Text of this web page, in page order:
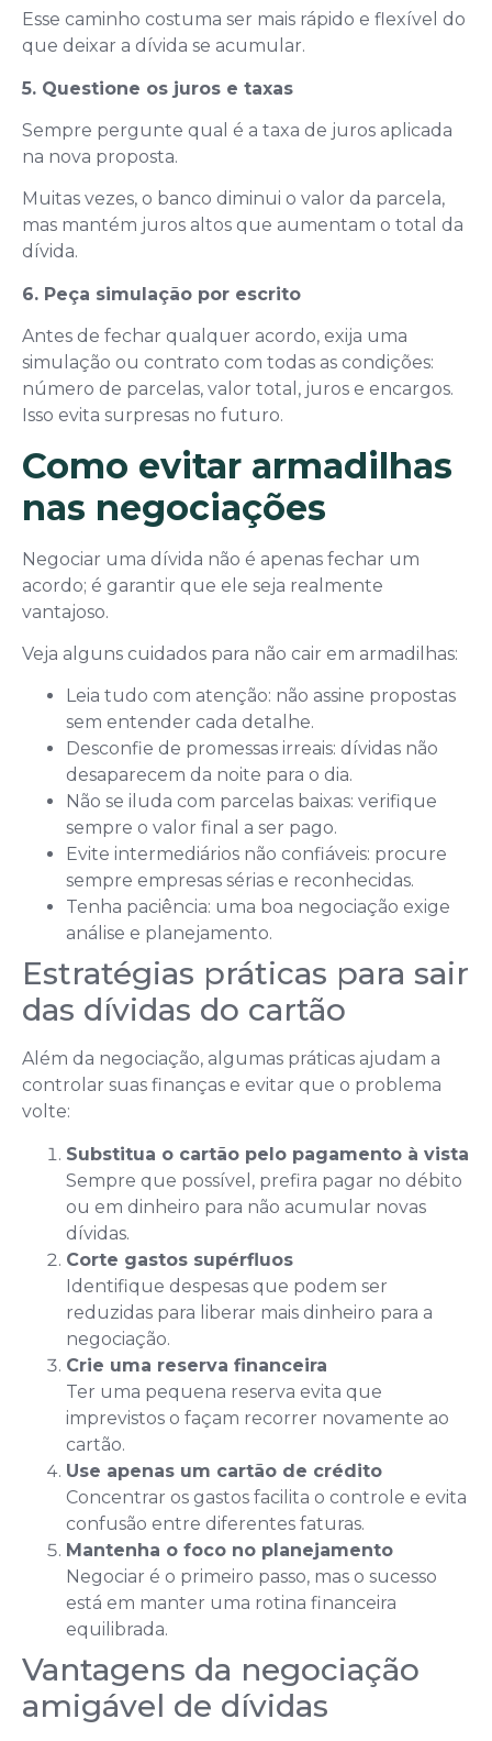
Esse caminho costuma ser mais rápido e flexível do
que deixar a dívida se acumular.
5. Questione os juros e taxas
Sempre pergunte qual é a taxa de juros aplicada
na nova proposta.
Muitas vezes, o banco diminui o valor da parcela,
mas mantém juros altos que aumentam o total da
dívida.
6. Peça simulação por escrito
Antes de fechar qualquer acordo, exija uma
simulação ou contrato com todas as condições:
número de parcelas, valor total, juros e encargos.
Isso evita surpresas no futuro.
Como evitar armadilhas
nas negociações
Negociar uma dívida não é apenas fechar um
acordo; é garantir que ele seja realmente
vantajoso.
Veja alguns cuidados para não cair em armadilhas:
Leia tudo com atenção: não assine propostas
sem entender cada detalhe.
Desconfie de promessas irreais: dívidas não
desaparecem da noite para o dia.
Não se iluda com parcelas baixas: verifique
sempre o valor final a ser pago.
Evite intermediários não confiáveis: procure
sempre empresas sérias e reconhecidas.
Tenha paciência: uma boa negociação exige
análise e planejamento.
Estratégias práticas para sair
das dívidas do cartão
Além da negociação, algumas práticas ajudam a
controlar suas finanças e evitar que o problema
volte:
Substitua o cartão pelo pagamento à vista
Sempre que possível, prefira pagar no débito
ou em dinheiro para não acumular novas
dívidas.
Corte gastos supérfluos
Identifique despesas que podem ser
reduzidas para liberar mais dinheiro para a
negociação.
Crie uma reserva financeira
Ter uma pequena reserva evita que
imprevistos o façam recorrer novamente ao
cartão.
Use apenas um cartão de crédito
Concentrar os gastos facilita o controle e evita
confusão entre diferentes faturas.
Mantenha o foco no planejamento
Negociar é o primeiro passo, mas o sucesso
está em manter uma rotina financeira
equilibrada.
Vantagens da negociação
amigável de dívidas